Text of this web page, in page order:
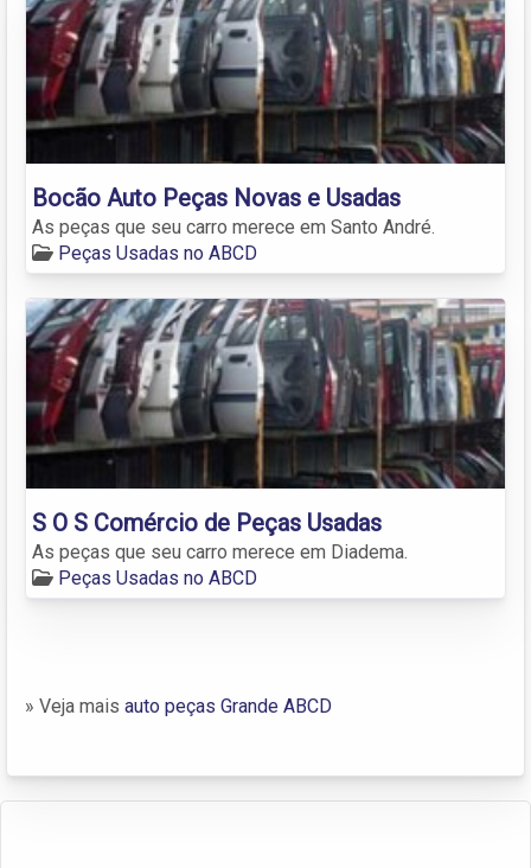
Bocão Auto Peças Novas e Usadas
As peças que seu carro merece em Santo André.
Peças Usadas no ABCD
S O S Comércio de Peças Usadas
As peças que seu carro merece em Diadema.
Peças Usadas no ABCD
» Veja mais auto peças Grande ABCD